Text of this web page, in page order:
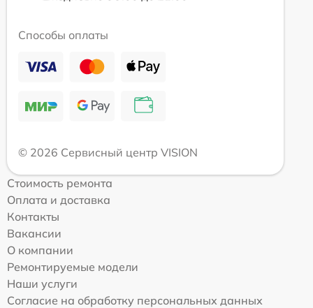
Способы оплаты
© 2026 Сервисный центр VISION
Стоимость ремонта
Оплата и доставка
Контакты
Вакансии
О компании
Ремонтируемые модели
Наши услуги
Согласие на обработку персональных данных